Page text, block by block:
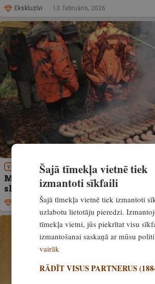
Ekskluzīvi 13. februāris, 2026
VIRTUVE
Medījuma gaļas lietošanas
slimību riska samazināšanu
Ekskluzīvi 25. aprīlis, 2025
Šajā tīmekļa vietnē tiek
izmantoti sīkfaili
Šajā tīmekļa vietnē tiek izmantoti
uzlabotu lietotāju pieredzi.
tīmekļa vietni, jūs piekrītat visu
izmantošanai saskaņā ar mūsu
vairāk
RĀDĪT VISUS PARTNERUS